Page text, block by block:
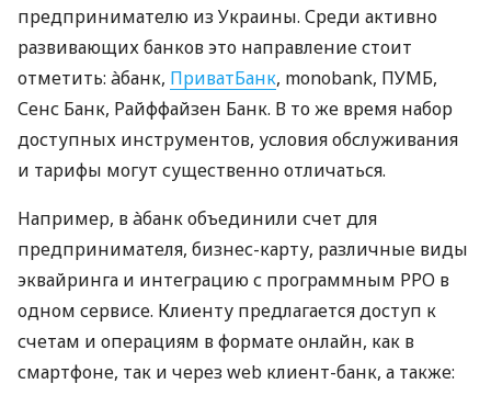
предпринимателю из Украины. Среди активно
развивающих банков это направление стоит
отметить: àбанк, ПриватБанк, monobank, ПУМБ,
Сенс Банк, Райффайзен Банк. В то же время набор
доступных инструментов, условия обслуживания
и тарифы могут существенно отличаться.
Например, в àбанк объединили счет для
предпринимателя, бизнес-карту, различные виды
эквайринга и интеграцию с программным РРО в
одном сервисе. Клиенту предлагается доступ к
счетам и операциям в формате онлайн, как в
смартфоне, так и через web клиент-банк, а также: